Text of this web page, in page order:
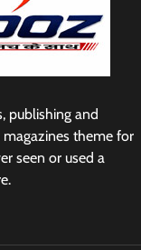
publishing and
theme for
seen or used a